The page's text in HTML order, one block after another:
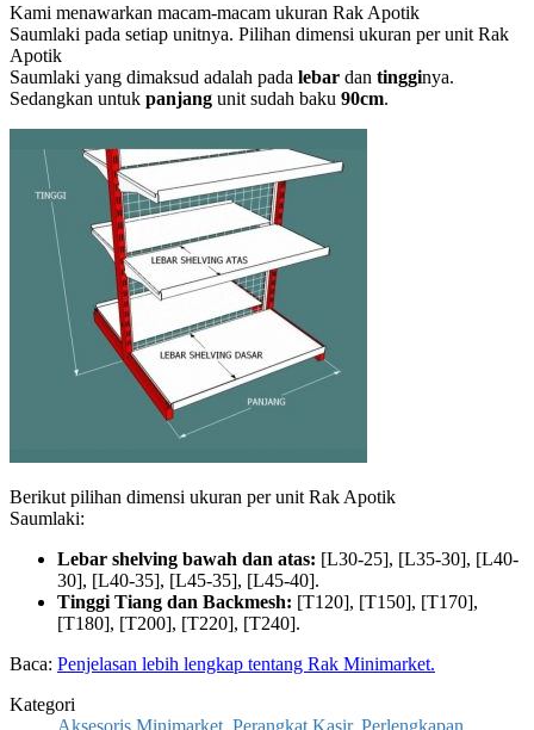
Kami menawarkan macam-macam ukuran Rak Apotik
Saumlaki pada setiap unitnya. Pilihan dimensi ukuran per unit Rak
Apotik
Saumlaki yang dimaksud adalah pada lebar dan tingginya.
Sedangkan untuk panjang unit sudah baku 90cm.
Berikut pilihan dimensi ukuran per unit Rak Apotik
Saumlaki:
Lebar shelving bawah dan atas: [L30-25], [L35-30], [L40-
30], [L40-35], [L45-35], [L45-40].
Tinggi Tiang dan Backmesh: [T120], [T150], [T170],
[T180], [T200], [T220], [T240].
Baca: Penjelasan lebih lengkap tentang Rak Minimarket.
Kategori
Aksesoris Minimarket Perangkat Kasir, Perlengkapan